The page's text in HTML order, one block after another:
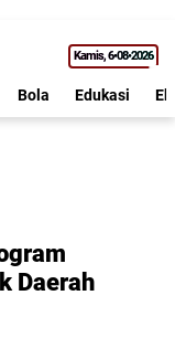
Kamis 6•08•2026
Bola Edukasi
Daerah